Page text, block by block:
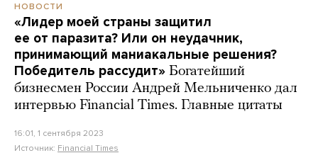
НОВОСТИ
«Лидер моей страны защитил
ее от паразита? Или он неудачник,
принимающий маниакальные решения?
Победитель рассудит» Богатейший
бизнесмен России Андрей Мельниченко дал
интервью Financial Times. Главные цитаты
16:01, 1 сентября 2023
Источник: Financial Times